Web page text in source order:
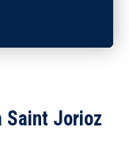
Saint Jorioz